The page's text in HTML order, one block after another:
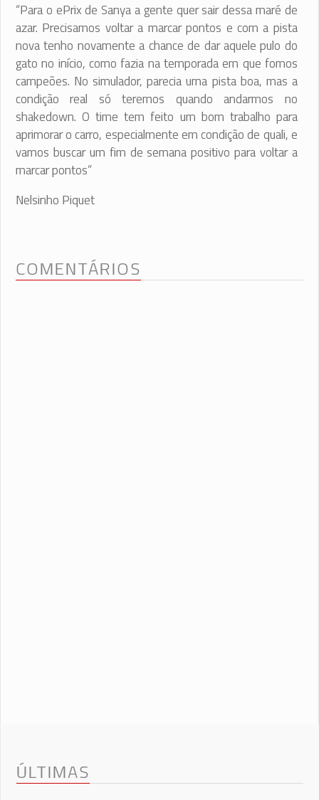
“Para o ePrix de Sanya a gente quer sair dessa maré de
azar. Precisamos voltar a marcar pontos e com a pista
nova tenho novamente a chance de dar aquele pulo do
gato no início, como fazia na temporada em que fomos
campeões. No simulador, parecia uma pista boa, mas a
condição real só teremos quando andarmos no
shakedown. O time tem feito um bom trabalho para
aprimorar o carro, especialmente em condição de quali, e
vamos buscar um fim de semana positivo para voltar a
marcar pontos”
Nelsinho Piquet
COMENTÁRIOS
ÚLTIMAS